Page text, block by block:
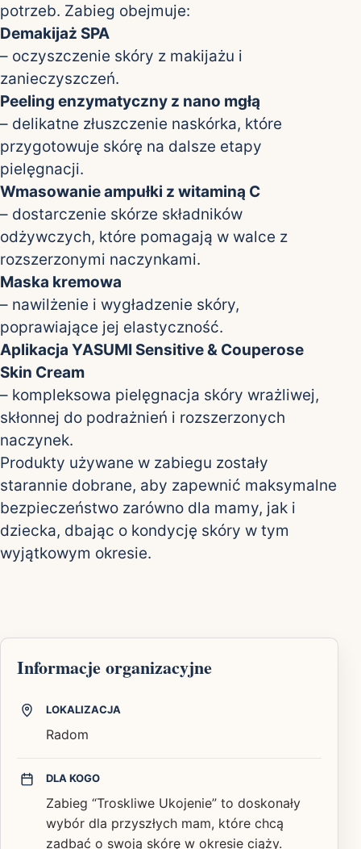
potrzeb. Zabieg obejmuje:
Demakijaż SPA
– oczyszczenie skóry z makijażu i
zanieczyszczeń.
Peeling enzymatyczny z nano mgłą
– delikatne złuszczenie naskórka, które
przygotowuje skórę na dalsze etapy
pielęgnacji.
Wmasowanie ampułki z witaminą C
– dostarczenie skórze składników
odżywczych, które pomagają w walce z
rozszerzonymi naczynkami.
Maska kremowa
– nawilżenie i wygładzenie skóry,
poprawiające jej elastyczność.
Aplikacja YASUMI Sensitive & Couperose
Skin Cream
– kompleksowa pielęgnacja skóry wrażliwej,
skłonnej do podrażnień i rozszerzonych
naczynek.
Produkty używane w zabiegu zostały
starannie dobrane, aby zapewnić maksymalne
bezpieczeństwo zarówno dla mamy, jak i
dziecka, dbając o kondycję skóry w tym
wyjątkowym okresie.
Informacje organizacyjne
LOKALIZACJA
Radom
DLA KOGO
Zabieg “Troskliwe Ukojenie” to doskonały
wybór dla przyszłych mam, które chcą
zadbać o swoją skórę w okresie ciąży.